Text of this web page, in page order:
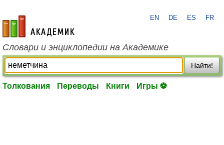
academic.ru
EN DE ES FR
Словари и энциклопедии на Академике
Найти!
Толкования Переводы Книги Игры ⚽